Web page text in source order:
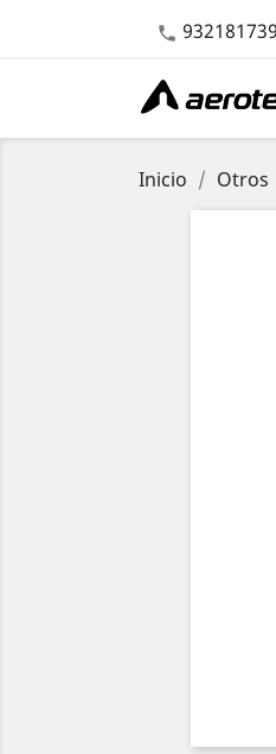
 932181739
Inicio Otros